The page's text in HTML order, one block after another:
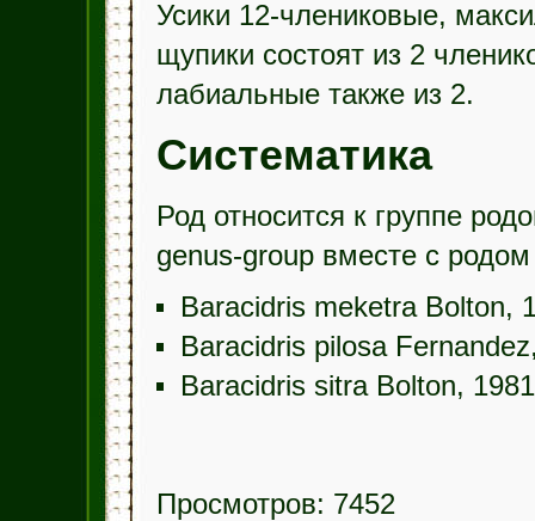
Усики 12-члениковые,
щупики состоят из 2
лабиальные также из 2.
Систематика
Род относится к группе
genus-group вместе с
Baracidris meketra Bolton,
Baracidris pilosa
Baracidris sitra Bolton, 1981
Просмотров: 7452